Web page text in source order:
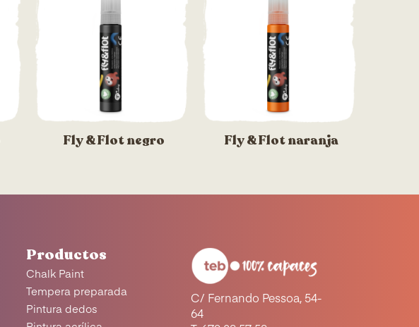
Fly & Flot negro Fly & Flot naranja
Productos
Chalk Paint
Tempera preparada
Pintura dedos
C/ Fernando Pessoa, 54-
64